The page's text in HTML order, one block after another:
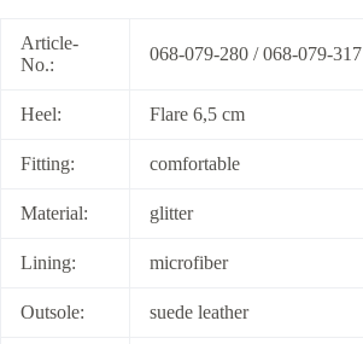
Article-
No.:
068-079-280 / 068-079-317
Heel: Flare 6,5 cm
Fitting: comfortable
Material: glitter
Lining: microfiber
Outsole: suede leather